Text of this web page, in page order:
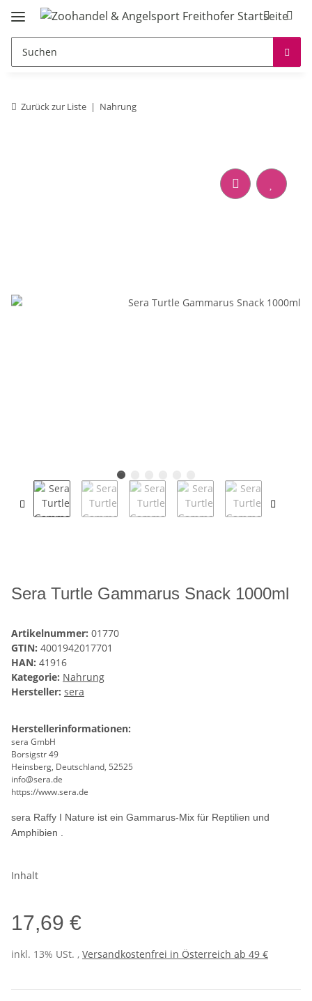
Zurück zur Liste Nahrung
Sera Turtle Gammarus Snack 1000ml
Artikelnummer: 01770
GTIN: 4001942017701
HAN: 41916
Kategorie: Nahrung
Hersteller: sera
Herstellerinformationen:
sera GmbH
Borsigstr 49
Heinsberg, Deutschland, 52525
info@sera.de
https://www.sera.de
sera Raffy I Nature ist ein Gammarus-Mix für Reptilien und
Amphibien .
Inhalt
17,69 €
inkl. 13% USt. , Versandkostenfrei in Österreich ab 49 €